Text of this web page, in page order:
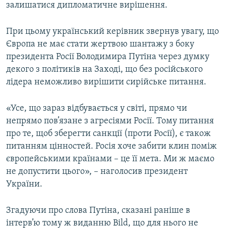
залишатися дипломатичне вирішення.
При цьому український керівник звернув увагу, що
Європа не має стати жертвою шантажу з боку
президента Росії Володимира Путіна через думку
декого з політиків на Заході, що без російського
лідера неможливо вирішити сирійське питання.
«Усе, що зараз відбувається у світі, прямо чи
непрямо пов’язане з агресіями Росії. Тому питання
про те, щоб зберегти санкції (проти Росії), є також
питанням цінностей. Росія хоче забити клин поміж
європейськими країнами – це її мета. Ми ж маємо
не допустити цього», – наголосив президент
України.
Згадуючи про слова Путіна, сказані раніше в
інтерв’ю тому ж виданню Bild, що для нього не